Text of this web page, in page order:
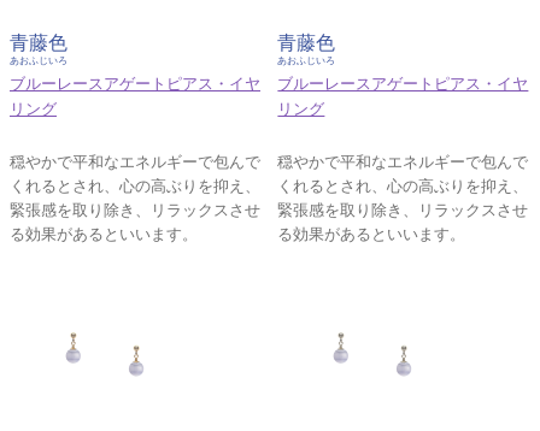
青藤色
あおふじいろ
ブルーレースアゲートピアス・イヤ
リング
穏やかで平和なエネルギーで包んで
くれるとされ、心の高ぶりを抑え、
緊張感を取り除き、リラックスさせ
る効果があるといいます。
青藤色
あおふじいろ
ブルーレースアゲートピアス・イヤ
リング
穏やかで平和なエネルギーで包んで
くれるとされ、心の高ぶりを抑え、
緊張感を取り除き、リラックスさせ
る効果があるといいます。